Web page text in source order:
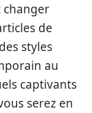
de
styles
au
captivants
serez en